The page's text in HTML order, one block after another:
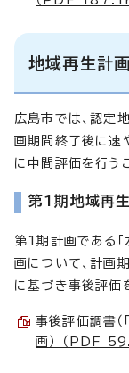
地域再生計
広島市では、認定
画期間終了後に速
に中間評価を行う
第1期地域再
第1期計画である
画について、計画
に基づき事後評価
事後評価調書（
画） （PDF